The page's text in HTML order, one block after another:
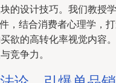
的设计技巧。我们教授学
，结合消费者心理学，
欲的高转化率视觉内容。
竞争力。